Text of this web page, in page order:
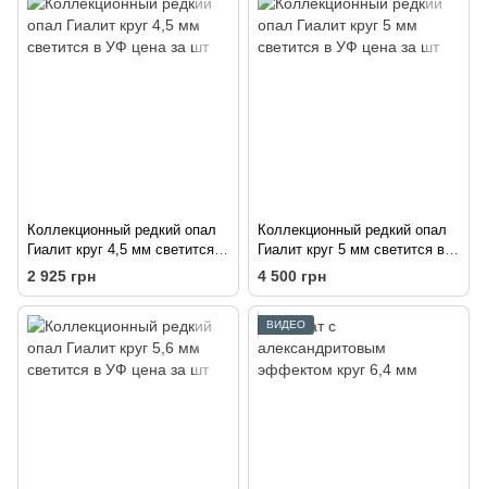
Коллекционный редкий опал
Гиалит круг 4,5 мм светится в
УФ цена за шт
2 925 грн
Коллекционный редкий опал
Гиалит круг 5 мм светится в
УФ цена за шт
4 500 грн
ВИДЕО